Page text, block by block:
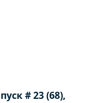
# 23 (68),